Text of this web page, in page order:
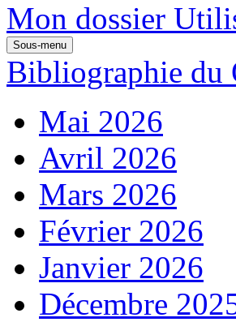
Mon dossier
Sous-menu
Bibliographie du
Mai 2026
Avril 2026
Mars 2026
Février 2026
Janvier 2026
Décembre